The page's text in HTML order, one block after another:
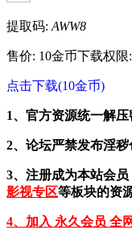
提取码: AWW8
售价: 10金币下载权限
点击下载(10金币)
1、官方资源统一解
2、论坛严禁发布淫
3、注册成为本站会
影视专区等板块的资源
4、加入 永久会员 全